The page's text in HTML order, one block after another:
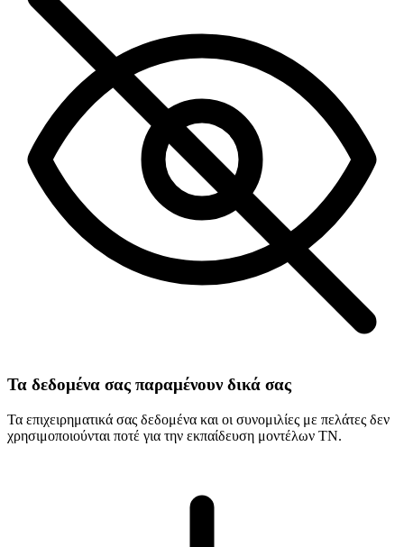
Τα δεδομένα σας παραμένουν δικά σας
Τα επιχειρηματικά σας δεδομένα και οι συνομιλίες με πελάτες δεν
χρησιμοποιούνται ποτέ για την εκπαίδευση μοντέλων ΤΝ.